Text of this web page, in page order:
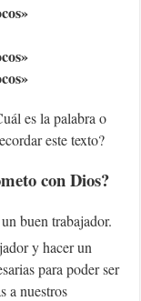
es la palabra o
este texto?
con Dios?
buen trabajador.
y hacer un
para poder ser
a nuestros